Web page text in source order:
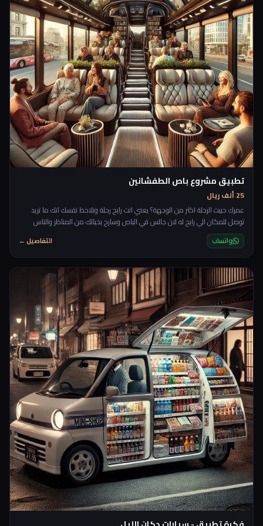
تطبيق مشروع باص الطفشانين
25 ألف ريال
عمرك حبيت الرحلة اكثر من الوجهة؟ يعني انت رايح رحلة وتلاحظ نفسك انك ما تريد
توصل للمكان الي رايح له لان جالس في الباص وسارح بخيالك من المناظر والناس
بجانب الطريق وتسمع اغاني واخر روقان، بعض الاشخاص حرفيا يحبون الطريق اثناء
الرحلة اكثر من الرحلة نفسها، لهيك جات فكرة هذا المشروع حيث يكون في باص
مخصص يضل يمشي، ما يروح لمكان معين يضل ماشي ويلف ويدور، تحجز فيه من
التطبيق تركب وما احد يسألك انت رايح فين
واتساب التفاصيل ←